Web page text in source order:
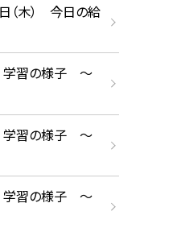
（木） 今日の給
習の様子 ～
習の様子 ～
習の様子 ～